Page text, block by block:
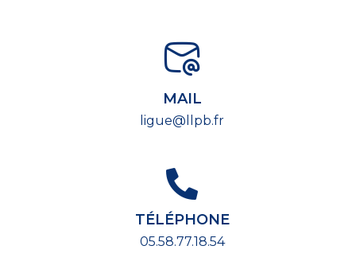
MAIL
ligue@llpb.fr
TÉLÉPHONE
05.58.77.18.54